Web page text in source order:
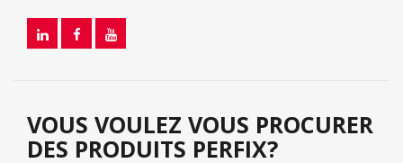
VOUS VOULEZ VOUS PROCURER
DES PRODUITS PERFIX?